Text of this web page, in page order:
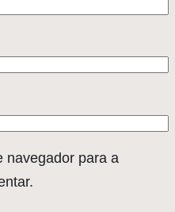
navegador para a